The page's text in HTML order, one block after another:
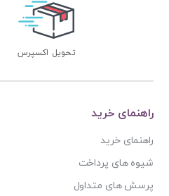
پژوهشگاه علوم و فرهنگ اسلامی
پژوهشگاه فرهنگ و اندیشه اسلامی
پیام غدیر
پیام نور
آیت الله العظمی سید ابوالقاسم خوئی
آیت الله سید ابوالقاسم موسوی خوئی
تحویل اکسپرس
راهنمای خرید
راهنمای خرید
شیوه های پرداخت
پرسش های متداول